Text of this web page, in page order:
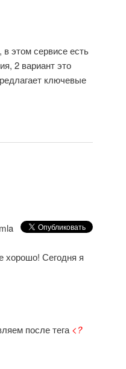
этом сервисе есть
2 вариант это
ключевые
хорошо! Сегодня я
после тега<?